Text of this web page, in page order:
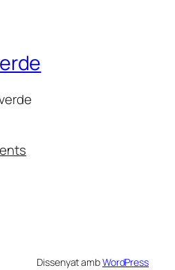
Dissenyat ambWordPress